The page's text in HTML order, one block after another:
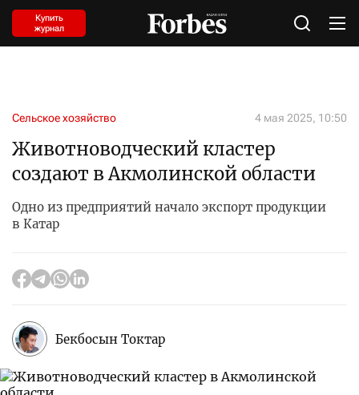
Купить
журнал
Сельское хозяйство 4 мая 2025, 10:50
Животноводческий кластер
создают в Акмолинской области
Одно из предприятий начало экспорт продукции
в Катар
Бекбосын Токтар